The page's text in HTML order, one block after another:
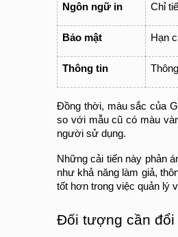
Ngôn ngữ in Chỉ
Bảo mật Hạn
Thông tin
Đồng thời, màu sắc của
so với mẫu cũ có màu
người sử dụng.
Những cải tiến này phản
như khả năng làm giả,
tốt hơn trong việc quản lý
Đối tượng cần đổi